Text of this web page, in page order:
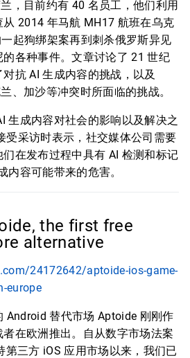
，目前约有 40 名员工，他们利用
2014 年马航 MH17 航班在乌克
起狗绑架案再到刺杀俄罗斯异见
各种事件。文章讨论了 21 世纪
抗 AI 生成内容的挑战，以及
、加沙等冲突时所面临的挑战。
生成内容对社会的影响以及解决之
受采访时表示，社交媒体公司需要
在发布过程中具有 AI 检测和标记
内容可能带来的危害。
the first free
alternative
24172642/aptoide-ios-game-
europe
Android 替代市场 Aptoide 刚刚作
在欧洲推出。自从数字市场法案
第三方 iOS 应用市场以来，我们已